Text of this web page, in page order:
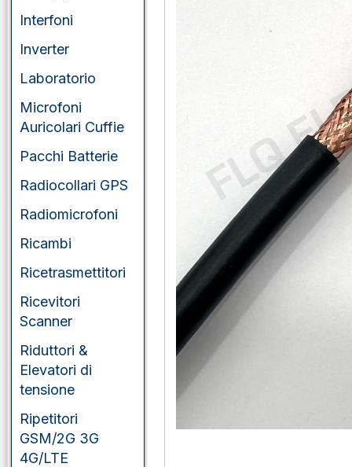
Interfoni
Inverter
Laboratorio
Microfoni
Auricolari Cuffie
Pacchi Batterie
Radiocollari GPS
Radiomicrofoni
Ricambi
Ricetrasmettitori
Ricevitori
Scanner
Riduttori &
Elevatori di
tensione
Ripetitori
GSM/2G 3G
4G/LTE